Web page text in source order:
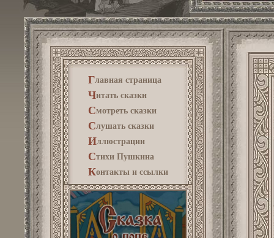
Главная страница
Читать сказки
Смотреть сказки
Слушать сказки
Иллюстрации
Стихи Пушкина
Контакты и ссылки